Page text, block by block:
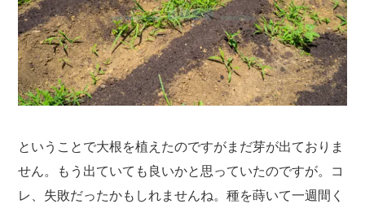
ということで大根を植えたのですがまだ芽が出ておりま
せん。もう出ていても良いかと思っていたのですが。コ
レ、失敗だったかもしれませんね。種を蒔いて一週間く